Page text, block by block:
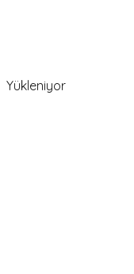
Yükleniyor